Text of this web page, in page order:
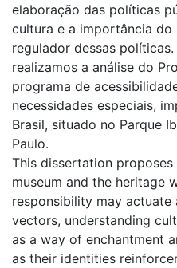
elaboração das políticas
cultura e a importância
regulador dessas
realizamos a análise do
programa de
necessidades especiais,
Brasil, situado no Parque
Paulo.
This dissertation
museum and the heritage
responsibility may actuate
vectors, understanding
as a way of enchantment
as their identities